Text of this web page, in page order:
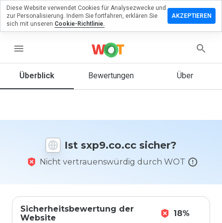
menu
Überblick Bewertungen Über
Ist sxp9.co.cc sicher?
Nicht vertrauenswürdig durch WOT
Sicherheitsbewertung der
Website
18%
eine
würden
1 bis 5
Diese Website verwendet Cookies für Analysezwecke und
zur Personalisierung. Indem Sie fortfahren, erklären Sie
sich mit unseren Cookie-Richtlinie.
AKZEPTIEREN